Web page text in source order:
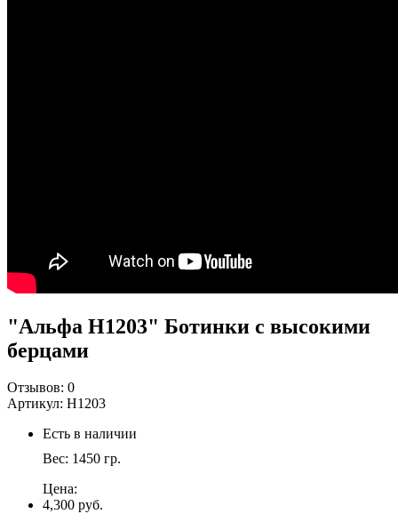
"Альфа Н1203" Ботинки с высокими
берцами
Отзывов: 0
Артикул: Н1203
Есть в наличии
Вес: 1450 гр.
Цена:
4,300 руб.